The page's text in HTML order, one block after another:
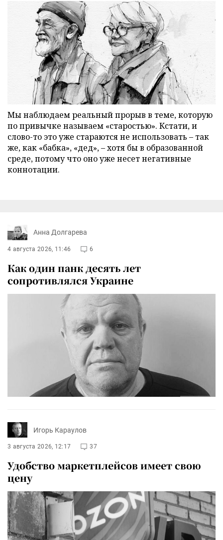
Мы наблюдаем реальный прорыв в теме, которую
по привычке называем «старостью». Кстати, и
слово-то это уже стараются не использовать – так
же, как «бабка», «дед», – хотя бы в образованной
среде, потому что оно уже несет негативные
коннотации.
Анна Долгарева
4 августа 2026, 11:46 6
Как один панк десять лет
сопротивлялся Украине
Игорь Караулов
3 августа 2026, 12:17 37
Удобство маркетплейсов имеет свою
цену